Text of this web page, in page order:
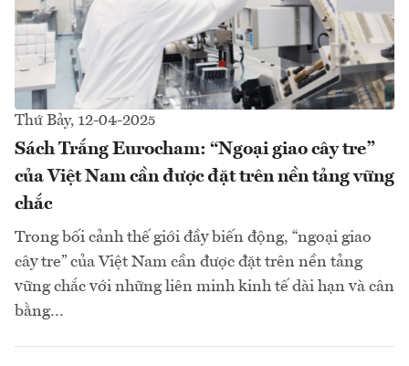
Thứ Bảy, 12-04-2025
Sách Trắng Eurocham: “Ngoại giao cây tre”
của Việt Nam cần được đặt trên nền tảng vững
chắc
Trong bối cảnh thế giới đầy biến động, “ngoại giao
cây tre” của Việt Nam cần được đặt trên nền tảng
vững chắc với những liên minh kinh tế dài hạn và cân
bằng…